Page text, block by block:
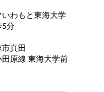
わもと東海大学
5分
真田
原線 東海大学前